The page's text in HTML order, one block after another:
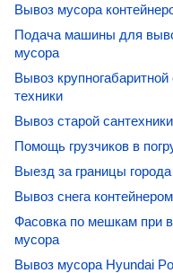
Вывоз мусора
Подача машины для
мусора
Вывоз крупногабаритной
техники
Вывоз старой сантехники
Помощь грузчиков в
Выезд за границы города
Вывоз снега контейнером
Фасовка по мешкам при
мусора
Вывоз мусора Hyundai